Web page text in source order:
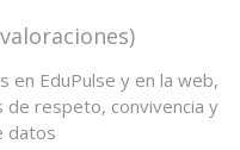
en EduPulse y en la web,
respeto, convivencia y
datos